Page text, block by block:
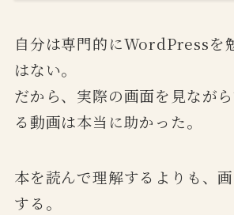
自分は専門的にWordPressを
はない。
だから、実際の画面を見なが
る動画は本当に助かった。
本を読んで理解するよりも、
する。